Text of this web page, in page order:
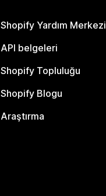
Shopify Yardım Merkezi
API belgeleri
Shopify Topluluğu
Shopify Blogu
Araştırma